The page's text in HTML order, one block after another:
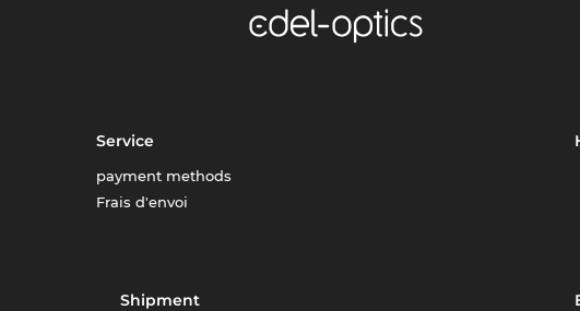
Service
payment methods
Frais d'envoi
Shipment